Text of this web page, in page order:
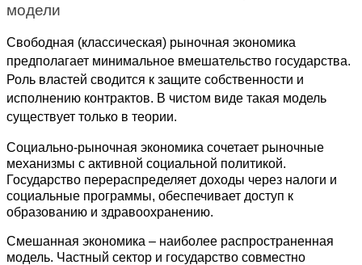
модели
Свободная (классическая) рыночная экономика
предполагает минимальное вмешательство государства.
Роль властей сводится к защите собственности и
исполнению контрактов. В чистом виде такая модель
существует только в теории.
Социально-рыночная экономика сочетает рыночные
механизмы с активной социальной политикой.
Государство перераспределяет доходы через налоги и
социальные программы, обеспечивает доступ к
образованию и здравоохранению.
Смешанная экономика – наиболее распространенная
модель. Частный сектор и государство совместно